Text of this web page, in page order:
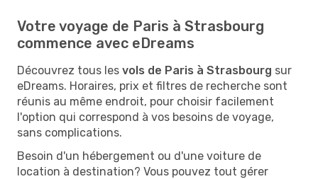
Votre voyage de Paris à Strasbourg
commence avec eDreams
Découvrez tous les vols de Paris à Strasbourg sur
eDreams. Horaires, prix et filtres de recherche sont
réunis au même endroit, pour choisir facilement
l'option qui correspond à vos besoins de voyage,
sans complications.
Besoin d'un hébergement ou d'une voiture de
location à destination? Vous pouvez tout gérer